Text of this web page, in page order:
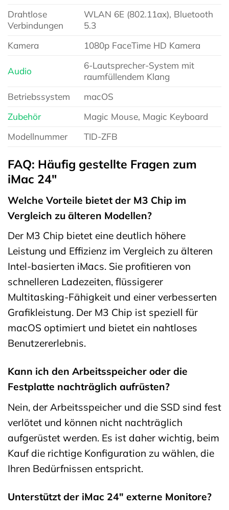
Drahtlose
Verbindungen
WLAN 6E (802.11ax), Bluetooth
5.3
Kamera
1080p FaceTime HD Kamera
Audio
6-Lautsprecher-System mit
raumfüllendem Klang
Betriebssystem
macOS
Zubehör
Magic Mouse, Magic Keyboard
Modellnummer
TID-ZFB
FAQ: Häufig gestellte Fragen zum
iMac 24″
Welche Vorteile bietet der M3 Chip im
Vergleich zu älteren Modellen?
Der M3 Chip bietet eine deutlich höhere
Leistung und Effizienz im Vergleich zu älteren
Intel-basierten iMacs. Sie profitieren von
schnelleren Ladezeiten, flüssigerer
Multitasking-Fähigkeit und einer verbesserten
Grafikleistung. Der M3 Chip ist speziell für
macOS optimiert und bietet ein nahtloses
Benutzererlebnis.
Kann ich den Arbeitsspeicher oder die
Festplatte nachträglich aufrüsten?
Nein, der Arbeitsspeicher und die SSD sind fest
verlötet und können nicht nachträglich
aufgerüstet werden. Es ist daher wichtig, beim
Kauf die richtige Konfiguration zu wählen, die
Ihren Bedürfnissen entspricht.
Unterstützt der iMac 24″ externe Monitore?